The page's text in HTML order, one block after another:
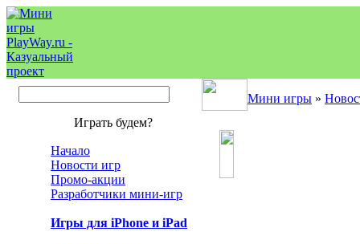
Мини игры »
Играть будем?
Начало
Новости игр
Промо-акции
Разработчики мини-игр
Игры для iPhone и iPad